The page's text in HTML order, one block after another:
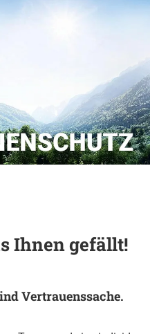
Ihnen gefällt!
Ver­trau­ens­sa­che.